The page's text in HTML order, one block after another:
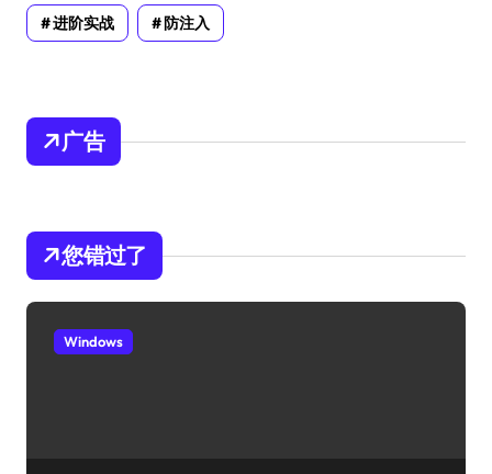
进阶实战 防注入
广告
您错过了
Windows